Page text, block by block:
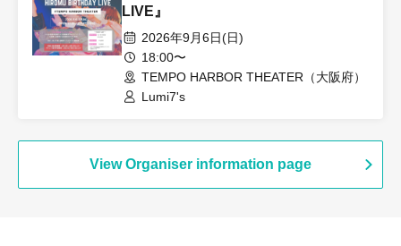
LIVE』
2026年9月6日(日)
18:00〜
TEMPO HARBOR THEATER（大阪府）
Lumi7's
View Organiser information page